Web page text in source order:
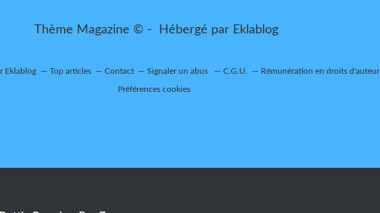
Thème Magazine © - Hébergé par Eklablog
Eklablog Top articles Contact Signaler un abus C.G.U. Rémunération en droits d'auteur
Préférences cookies